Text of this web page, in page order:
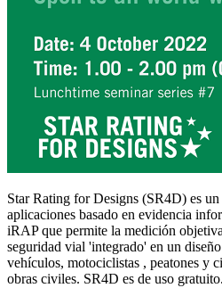
Star Rating for Designs (SR4D) es
aplicaciones basado en evidencia
iRAP que permite la medición
seguridad vial 'integrado' en un
vehículos, motociclistas , peatones y
obras civiles. SR4D es de uso gratuito.​